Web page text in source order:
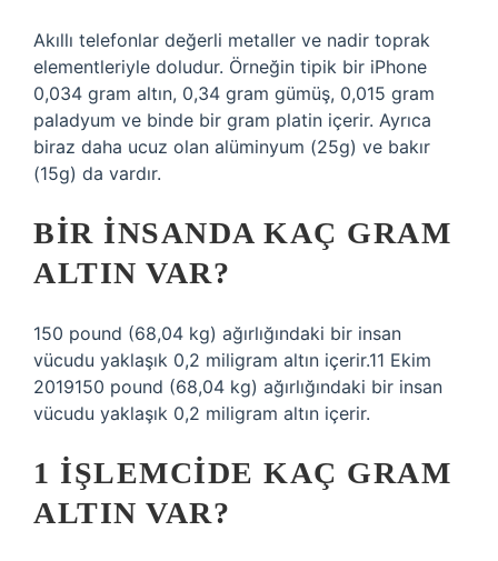
Akıllı telefonlar değerli metaller ve nadir toprak
elementleriyle doludur. Örneğin tipik bir iPhone
0,034 gram altın, 0,34 gram gümüş, 0,015 gram
paladyum ve binde bir gram platin içerir. Ayrıca
biraz daha ucuz olan alüminyum (25g) ve bakır
(15g) da vardır.
BIR INSANDA KAÇ GRAM
ALTIN VAR?
150 pound (68,04 kg) ağırlığındaki bir insan
vücudu yaklaşık 0,2 miligram altın içerir.11 Ekim
2019150 pound (68,04 kg) ağırlığındaki bir insan
vücudu yaklaşık 0,2 miligram altın içerir.
1 IŞLEMCIDE KAÇ GRAM
ALTIN VAR?